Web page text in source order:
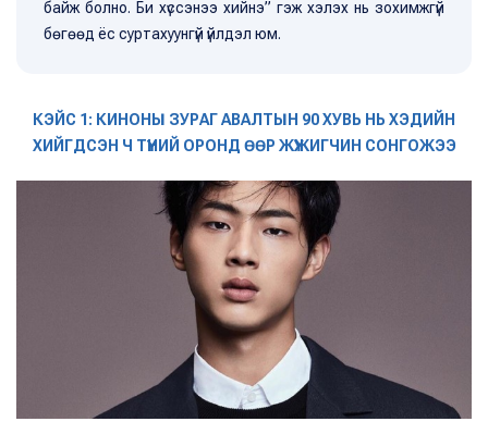
байж болно. Би хүссэнээ хийнэ” гэж хэлэх нь зохимжгүй
бөгөөд ёс суртахуунгүй үйлдэл юм.
КЭЙС 1: КИНОНЫ ЗУРАГ АВАЛТЫН 90 ХУВЬ НЬ ХЭДИЙН
ХИЙГДСЭН Ч ТҮҮНИЙ ОРОНД ӨӨР ЖҮЖИГЧИН СОНГОЖЭЭ